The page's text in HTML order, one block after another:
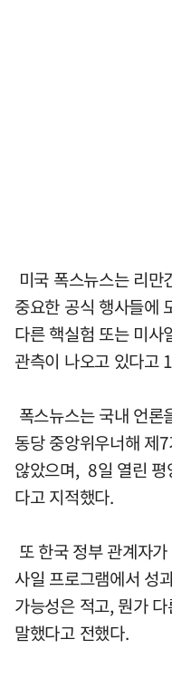
미국 폭스뉴스는 리
중요한 공식 행사들에
다른 핵실험 또는 미사
관측이 나오고 있다고
폭스뉴스는 국내 언
동당 중앙위우너해 제
않았으며, 8일 열린
다고 지적했다.
또 한국 정부 관계자
사일 프로그램에서 성
가능성은 적고, 뭔가
말했다고 전했다.